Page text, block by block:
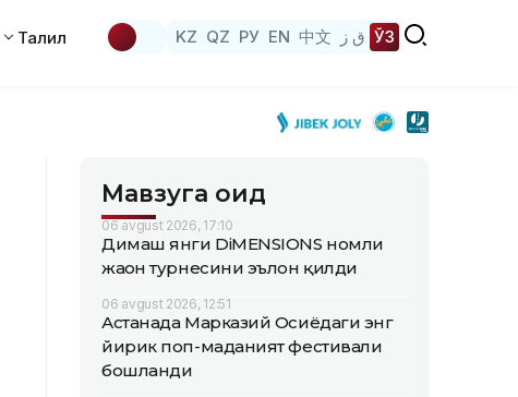
Таҳлил KZ QZ РУ EN 中文 ق ز ЎЗ
Мавзуга оид
06 avgust 2026, 17:10
Димаш янги DiMENSIONS номли
жаҳон турнесини эълон қилди
06 avgust 2026, 12:51
Астанада Марказий Осиёдаги энг
йирик поп-маданият фестивали
бошланди